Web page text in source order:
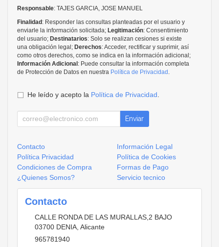
Responsable: TAJES GARCIA, JOSE MANUEL
Finalidad : Responder las consultas planteadas por el usuario y
enviarle la información solicitada; Legitimación: Consentimiento
del usuario; Destinatarios: Solo se realizan cesiones si existe
una obligación legal; Derechos: Acceder, rectificar y suprimir, así
como otros derechos, como se indica en la información adicional;
Información Adicional : Puede consultar la información completa
de Protección de Datos en nuestra Política de Privacidad
He leído y acepto la Política de Privacidad
Enviar
Contacto
Información Legal
Política Privacidad
Política de Cookies
Condiciones de Compra
Formas de Pago
¿Quienes Somos?
Servicio tecnico
Contacto
CALLE RONDA DE LAS MURALLAS,2 BAJO
03700 DENIA Alicante
965781940